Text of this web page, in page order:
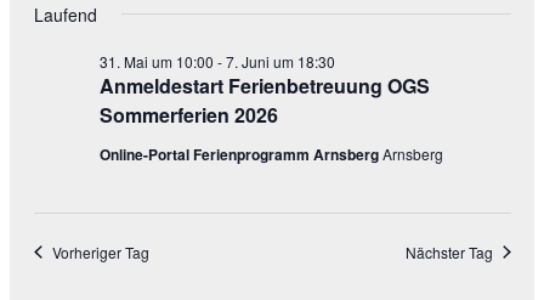
Laufend
Anmeldestart Ferienbetreuung OGS
Sommerferien 2026
31. Mai um 10:00 -7. Juni um 18:30
Online-Portal Ferienprogramm ArnsbergArnsberg
Vorheriger Tag Nächster Tag